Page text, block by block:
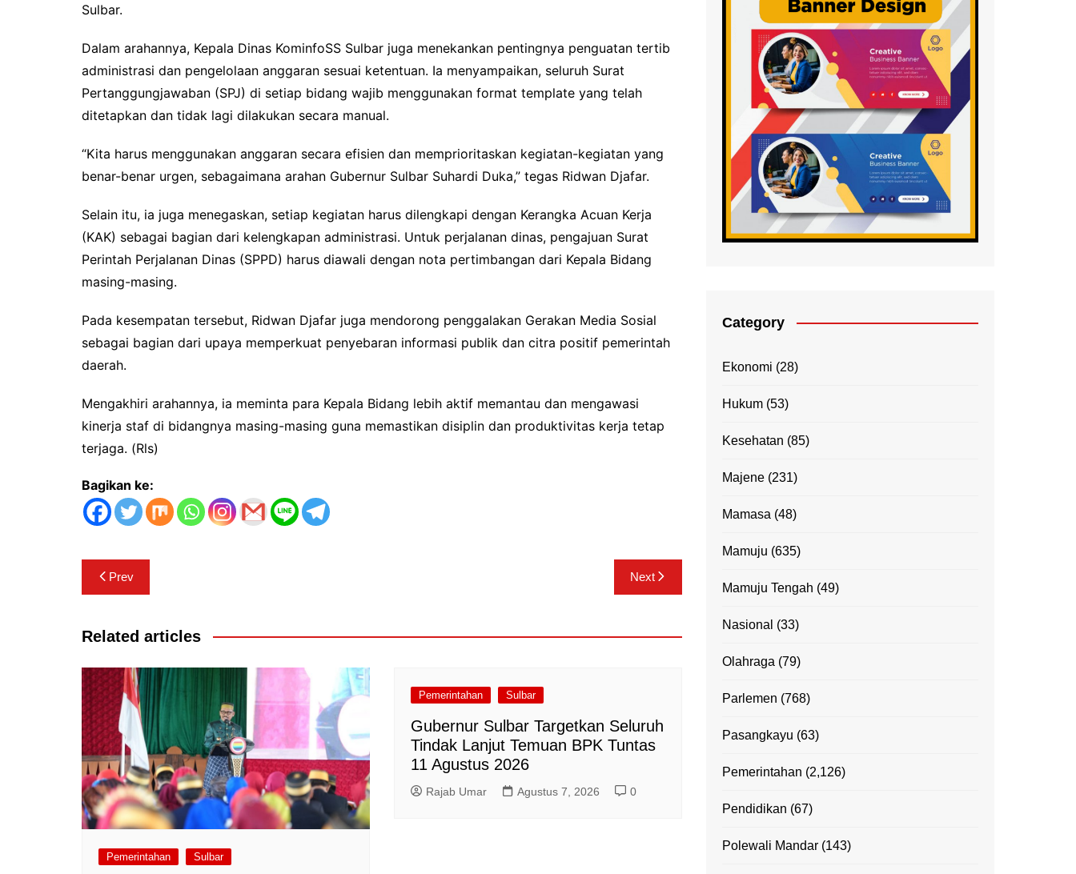
Sulbar.
Dalam arahannya, Kepala Dinas KominfoSS Sulbar juga menekankan pentingnya penguatan tertib
administrasi dan pengelolaan anggaran sesuai ketentuan. Ia menyampaikan, seluruh Surat
Pertanggungjawaban (SPJ) di setiap bidang wajib menggunakan format template yang telah
ditetapkan dan tidak lagi dilakukan secara manual.
“Kita harus menggunakan anggaran secara efisien dan memprioritaskan kegiatan-kegiatan yang
benar-benar urgen, sebagaimana arahan Gubernur Sulbar Suhardi Duka,” tegas Ridwan Djafar.
Selain itu, ia juga menegaskan, setiap kegiatan harus dilengkapi dengan Kerangka Acuan Kerja
(KAK) sebagai bagian dari kelengkapan administrasi. Untuk perjalanan dinas, pengajuan Surat
Perintah Perjalanan Dinas (SPPD) harus diawali dengan nota pertimbangan dari Kepala Bidang
masing-masing.
Pada kesempatan tersebut, Ridwan Djafar juga mendorong penggalakan Gerakan Media Sosial
sebagai bagian dari upaya memperkuat penyebaran informasi publik dan citra positif pemerintah
daerah.
Mengakhiri arahannya, ia meminta para Kepala Bidang lebih aktif memantau dan mengawasi
kinerja staf di bidangnya masing-masing guna memastikan disiplin dan produktivitas kerja tetap
terjaga. (Rls)
Bagikan ke:
Navigasi
pos
Prev Next
Related articles
Pemerintahan Sulbar
Pemerintahan Sulbar
Gubernur Sulbar Targetkan Seluruh
Tindak Lanjut Temuan BPK Tuntas
11 Agustus 2026
Rajab Umar Agustus 7, 2026 0
Category
Ekonomi (28)
Hukum (53)
Kesehatan (85)
Majene (231)
Mamasa (48)
Mamuju (635)
Mamuju Tengah (49)
Nasional (33)
Olahraga (79)
Parlemen (768)
Pasangkayu (63)
Pemerintahan (2,126)
Pendidikan (67)
Polewali Mandar (143)